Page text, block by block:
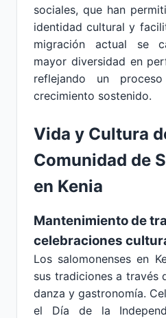
sociales, que han
identidad cultural y
migración actual se
mayor diversidad en
reflejando un
crecimiento sostenido.
Vida y Cultura
Comunidad de
en Kenia
Mantenimiento de
celebraciones
Los salomonenses en
sus tradiciones a través
danza y gastronomía.
el Día de la